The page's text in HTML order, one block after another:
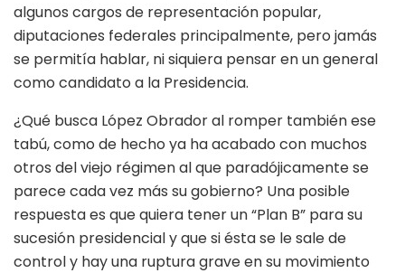
algunos cargos de representación popular,
diputaciones federales principalmente, pero jamás
se permitía hablar, ni siquiera pensar en un general
como candidato a la Presidencia.
¿Qué busca López Obrador al romper también ese
tabú, como de hecho ya ha acabado con muchos
otros del viejo régimen al que paradójicamente se
parece cada vez más su gobierno? Una posible
respuesta es que quiera tener un “Plan B” para su
sucesión presidencial y que si ésta se le sale de
control y hay una ruptura grave en su movimiento